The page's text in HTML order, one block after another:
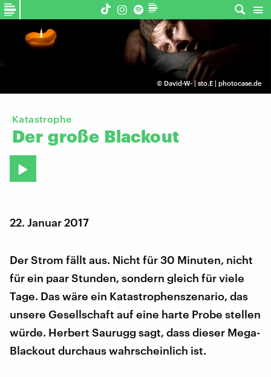
© David-W- | sto.E | photocase.de
Katastrophe
Der große Blackout
22. Januar 2017
Der Strom fällt aus. Nicht für 30 Minuten, nicht
für ein paar Stunden, sondern gleich für viele
Tage. Das wäre ein Katastrophenszenario, das
unsere Gesellschaft auf eine harte Probe stellen
würde. Herbert Saurugg sagt, dass dieser Mega-
Blackout durchaus wahrscheinlich ist.